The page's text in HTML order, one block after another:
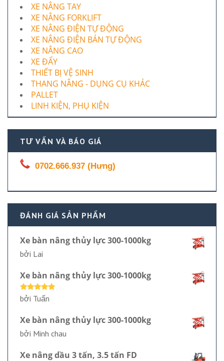
XE NÂNG TAY
XE NÂNG FORKLIFT
XE NÂNG ĐIỆN TỰ ĐỘNG
XE NÂNG ĐIỆN BÁN TỰ ĐỘNG
XE NÂNG CAO
XE ĐẨY
THIẾT BỊ VỆ SINH
THANG NÂNG - DỤNG CỤ KHÁC
PALLET
LINH KIỆN, PHỤ KIỆN
TƯ VẤN VÀ BÁO GIÁ
0702.666.937 (Hưng)
ĐÁNH GIÁ SẢN PHẨM
Xe bàn nâng thủy lực 300-1000kg
bởi Lai
Xe bàn nâng thủy lực 300-1000kg
Được xếp
hạng55
bởi Tuấn
Xe bàn nâng thủy lực 300-1000kg
bởi Minh chau
Xe nâng dầu 3 tấn, 3.5 tấn FD